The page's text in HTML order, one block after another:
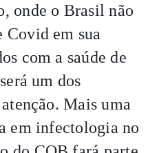
onde o Brasil não
Covid em sua
com a saúde de
um dos
Mais uma
em infectologia no